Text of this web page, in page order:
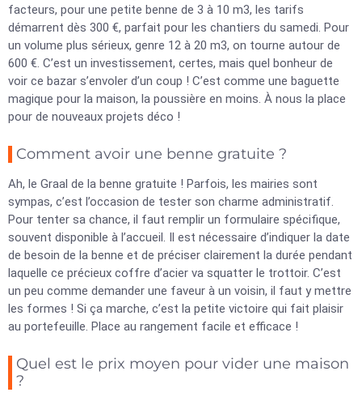
facteurs, pour une petite benne de 3 à 10 m3, les tarifs
démarrent dès 300 €, parfait pour les chantiers du samedi. Pour
un volume plus sérieux, genre 12 à 20 m3, on tourne autour de
600 €. C’est un investissement, certes, mais quel bonheur de
voir ce bazar s’envoler d’un coup ! C’est comme une baguette
magique pour la maison, la poussière en moins. À nous la place
pour de nouveaux projets déco !
Comment avoir une benne gratuite ?
Ah, le Graal de la benne gratuite ! Parfois, les mairies sont
sympas, c’est l’occasion de tester son charme administratif.
Pour tenter sa chance, il faut remplir un formulaire spécifique,
souvent disponible à l’accueil. Il est nécessaire d’indiquer la date
de besoin de la benne et de préciser clairement la durée pendant
laquelle ce précieux coffre d’acier va squatter le trottoir. C’est
un peu comme demander une faveur à un voisin, il faut y mettre
les formes ! Si ça marche, c’est la petite victoire qui fait plaisir
au portefeuille. Place au rangement facile et efficace !
Quel est le prix moyen pour vider une maison
?